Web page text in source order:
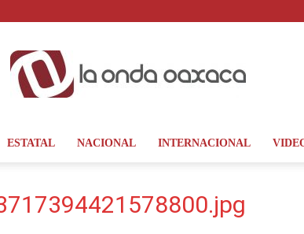
La
ESTATAL NACIONAL INTERNACIONAL